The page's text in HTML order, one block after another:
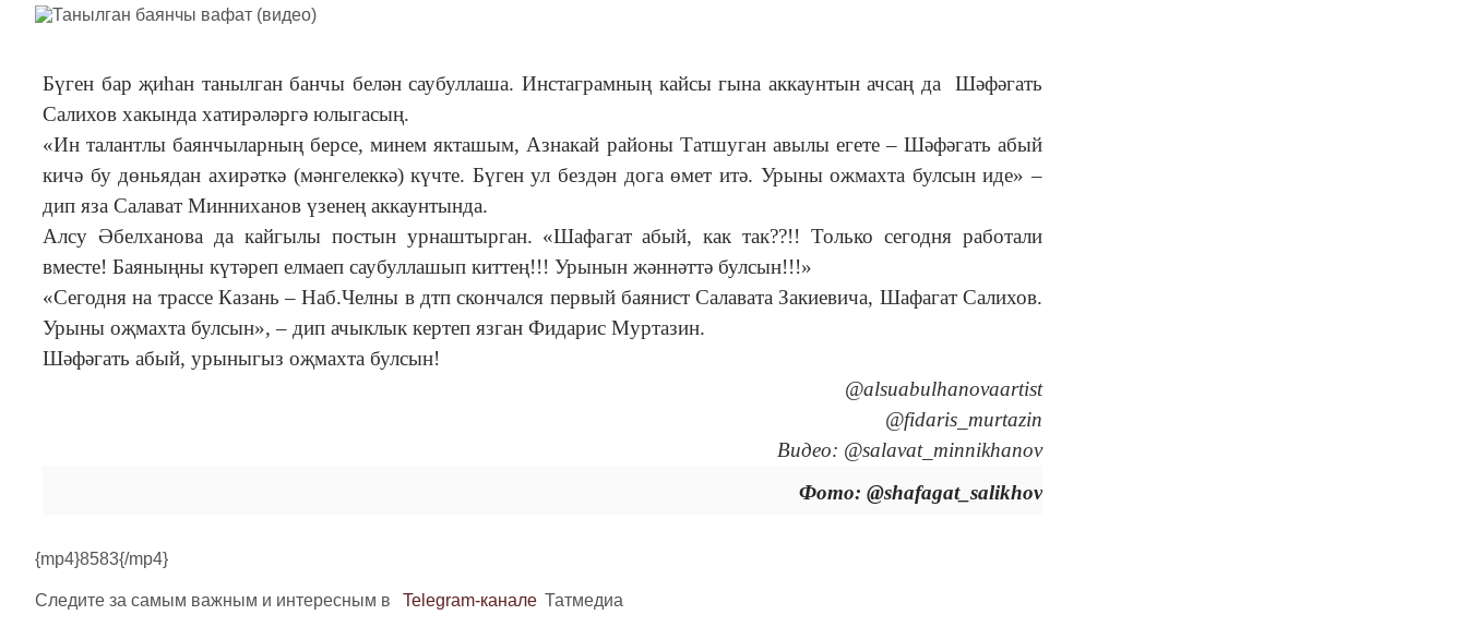
Бүген бар җиһан танылган банчы белән саубуллаша. Инстаграмның кайсы гына аккаунтын ачсаң да Шәфәгать
Салихов хакында хатирәләргә юлыгасың.
«Ин талантлы баянчыларның берсе, минем якташым, Азнакай районы Татшуган авылы егете – Шәфәгать абый
кичә бу дөньядан ахирәткә (мәнгелеккә) күчте. Бүген ул бездән дога өмет итә. Урыны ожмахта булсын иде» –
дип яза Салават Минниханов үзенең аккаунтында.
Алсу Әбелханова да кайгылы постын урнаштырган. «Шафагат абый, как так??!! Только сегодня работали
вместе! Баяныңны күтәреп елмаеп саубуллашып киттең!!! Урынын жәннәттә булсын!!!»
«Сегодня на трассе Казань – Наб.Челны в дтп скончался первый баянист Салавата Закиевича, Шафагат Салихов.
Урыны оҗмахта булсын», – дип ачыклык кертеп язган Фидарис Муртазин.
Шәфәгать абый, урыныгыз оҗмахта булсын!
@alsuabulhanovaartist
@fidaris_murtaziп
Видео: @salavat_minnikhanov
Фото: @shafagat_salikhov
{mp4}8583{/mp4}
Следите за самым важным и интересным в Telegram-канале Татмедиа